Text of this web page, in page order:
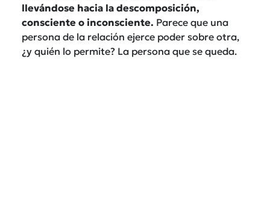
llevándose hacia la descomposición,
consciente o inconsciente. Parece que una
persona de la relación ejerce poder sobre otra,
¿y quién lo permite? La persona que se queda.